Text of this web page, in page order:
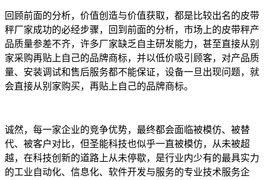
回顾前面的分析，价值创造与价值获取，都是比较出名的皮带
秤厂家成功的必经步骤，回到前面的分析，市场上的皮带秤产
品质量参差不齐，许多厂家缺乏自主研发能力，甚至直接从别
家采购再贴上自己的品牌商标，并以低价吸引顾客，对产品质
量、安装调试和售后服务都不能保证，设备一旦出现问题，就
会直接从别家购买，再贴上自己的品牌商标。
诚然，每一家企业的竞争优势，最终都会面临被模仿、被替
代、被客户对比，但圣能科技也似乎一直被模仿，从未被超
越，在科技创新的道路上从未停歇，是行业内少有的最具实力
的工业自动化、信息化、软件开发与服务的专业技术服务企